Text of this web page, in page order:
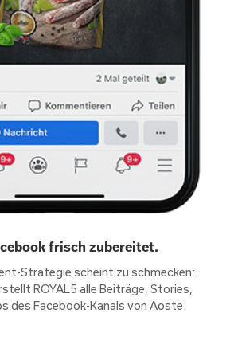
frisch zubereitet.
Strategie scheint zu schmecken:
ROYAL5 alle Beiträge, Stories,
des Facebook-Kanals von Aoste.